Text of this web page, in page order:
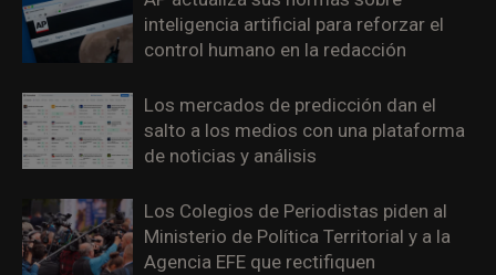
inteligencia artificial para reforzar el
control humano en la redacción
Los mercados de predicción dan el
salto a los medios con una plataforma
de noticias y análisis
Los Colegios de Periodistas piden al
Ministerio de Política Territorial y a la
Agencia EFE que rectifiquen